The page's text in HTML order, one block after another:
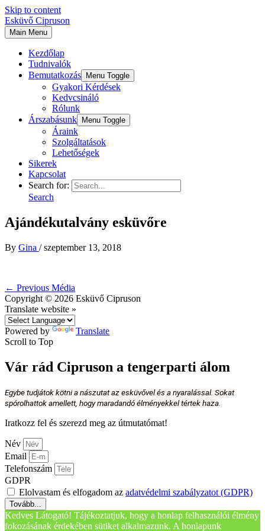
Skip to content
Esküvő Cipruson
Main Menu
Kezdőlap
Tudnivalók
Bemutatkozás
Menu Toggle
Gyakori Kérdések
Kedvcsináló
Rólunk
Árszabásunk
Menu Toggle
Áraink
Szolgáltatások
Lehetőségek
Sikerek
Kapcsolat
Search for:
Search
Ajándékutalvány esküvőre
By Gina /szeptember 13, 2018
← Previous Média
Copyright © 2026 Esküvő Cipruson
Translate website »
Powered by
Translate
Scroll to Top
Vár rád Cipruson a tengerparti álom
Egybe tudjátok kötni a nászutat az esküvővel és a nyaralással. Sokat
spórolhattok amellett, hogy maradandó élményekkel tértek haza.
Iratkozz fel és szerezd meg az útmutatómat!
Név
Email
Telefonszám
GDPR
Elolvastam és elfogadom az adatvédelmi szabályzatot (GDPR)
Tovább...
Kedves Látogató! Tájékoztatjuk, hogy a honlap felhasználói élmény
fokozásának érdekében sütiket alkalmazunk. A honlapunk